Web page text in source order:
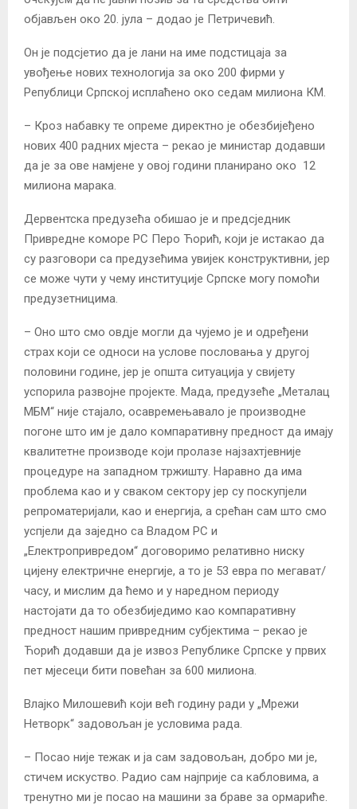
објављен око 20. јула – додао је Петричевић.
Он је подсјетио да је лани на име подстицаја за
увођење нових технологија за око 200 фирми у
Републици Српској исплаћено око седам милиона КМ.
– Кроз набавку те опреме директно је обезбијеђено
нових 400 радних мјеста – рекао је министар додавши
да је за ове намјене у овој години планирано око 12
милиона марака.
Дервентска предузећа обишао је и предсједник
Привредне коморе РС Перо Ћорић, који је истакао да
су разговори са предузећима увијек конструктивни, јер
се може чути у чему институције Српске могу помоћи
предузетницима.
– Оно што смо овдје могли да чујемо је и одређени
страх који се односи на услове пословања у другој
половини године, јер је општа ситуација у свијету
успорила развојне пројекте. Мада, предузеће „Металац
МБМ“ није стајало, осавремењавало је производне
погоне што им је дало компаративну предност да имају
квалитетне производе који пролазе најзахтјевније
процедуре на западном тржишту. Наравно да има
проблема као и у сваком сектору јер су поскупјели
репроматеријали, као и енергија, а срећан сам што смо
успјели да заједно са Владом РС и
„Електропривредом“ договоримо релативно ниску
цијену електричне енергије, а то је 53 евра по мегават/
часу, и мислим да ћемо и у наредном периоду
настојати да то обезбиједимо као компаративну
предност нашим привредним субјектима – рекао је
Ћорић додавши да је извоз Републике Српске у првих
пет мјесеци бити повећан за 600 милиона.
Влајко Милошевић који већ годину ради у „Мрежи
Нетворк“ задовољан је условима рада.
– Посао није тежак и ја сам задовољан, добро ми је,
стичем искуство. Радио сам најприје са кабловима, а
тренутно ми је посао на машини за браве за ормариће.